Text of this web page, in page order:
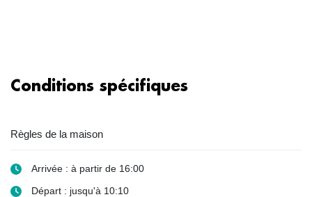
Conditions spécifiques
Règles de la maison
Arrivée : à partir de 16:00
Départ : jusqu'à 10:10